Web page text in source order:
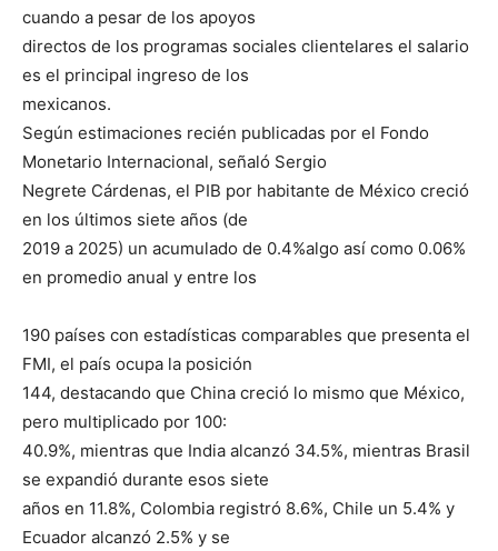
cuando a pesar de los apoyos
directos de los programas sociales clientelares el salario
es el principal ingreso de los
mexicanos.
Según estimaciones recién publicadas por el Fondo
Monetario Internacional, señaló Sergio
Negrete Cárdenas, el PIB por habitante de México creció
en los últimos siete años (de
2019 a 2025) un acumulado de 0.4%algo así como 0.06%
en promedio anual y entre los
190 países con estadísticas comparables que presenta el
FMI, el país ocupa la posición
144, destacando que China creció lo mismo que México,
pero multiplicado por 100:
40.9%, mientras que India alcanzó 34.5%, mientras Brasil
se expandió durante esos siete
años en 11.8%, Colombia registró 8.6%, Chile un 5.4% y
Ecuador alcanzó 2.5% y se